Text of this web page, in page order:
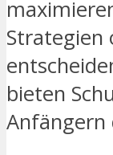
Strategien
bieten
Anfängern